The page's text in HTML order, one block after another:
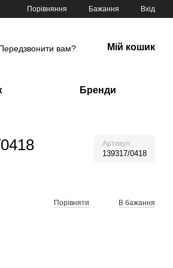
Порівняння Бажання Вхід
вам? Мій кошик
Бренди
Артикул
139317/0418
Порівняти В бажання